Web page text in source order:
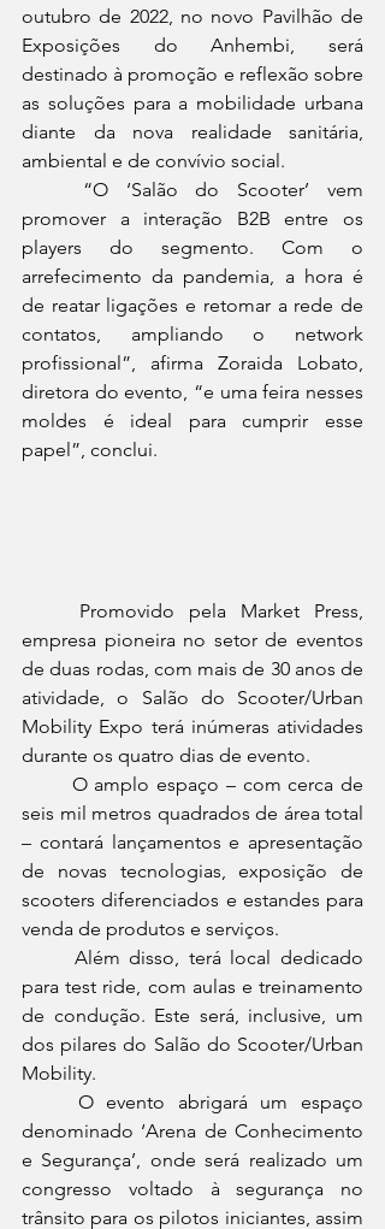
outubro de 2022, no novo Pavilhão de
Exposições do Anhembi, será
destinado à promoção e reflexão sobre
as soluções para a mobilidade urbana
diante da nova realidade sanitária,
ambiental e de convívio social.
promover a interação B2B entre os
players do segmento. Com o
arrefecimento da pandemia, a hora é
de reatar ligações e retomar a rede de
contatos, ampliando o network
profissional”, afirma Zoraida Lobato,
diretora do evento, “e uma feira nesses
moldes é ideal para cumprir esse
papel”, conclui.
empresa pioneira no setor de eventos
de duas rodas, com mais de 30 anos de
atividade, o Salão do Scooter/Urban
Mobility Expo terá inúmeras atividades
durante os quatro dias de evento.
seis mil metros quadrados de área total
– contará lançamentos e apresentação
de novas tecnologias, exposição de
scooters diferenciados e estandes para
venda de produtos e serviços.
para test ride, com aulas e treinamento
de condução. Este será, inclusive, um
dos pilares do Salão do Scooter/Urban
Mobility.
denominado ‘Arena de Conhecimento
e Segurança’, onde será realizado um
congresso voltado à segurança no
trânsito para os pilotos iniciantes, assim